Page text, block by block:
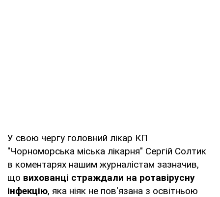
У свою чергу головний лікар КП
"Чорноморська міська лікарня" Сергій Солтик
в коментарях нашим журналістам зазначив,
що вихованці страждали на ротавірусну
інфекцію, яка ніяк не пов'язана з освітньою